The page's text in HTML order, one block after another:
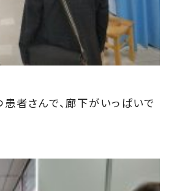
者さんで、廊下がいっぱいで